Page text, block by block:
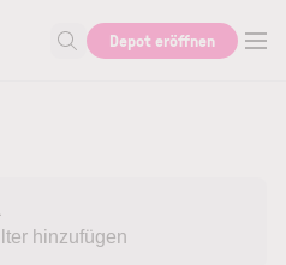
Suche nach Aktie, Autor...
Depot eröffnen